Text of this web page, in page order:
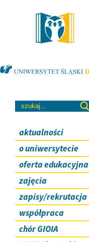
aktualności
o uniwersytecie
oferta edukacyjna
zajęcia
zapisy/rekrutacja
współpraca
chór GIOIA